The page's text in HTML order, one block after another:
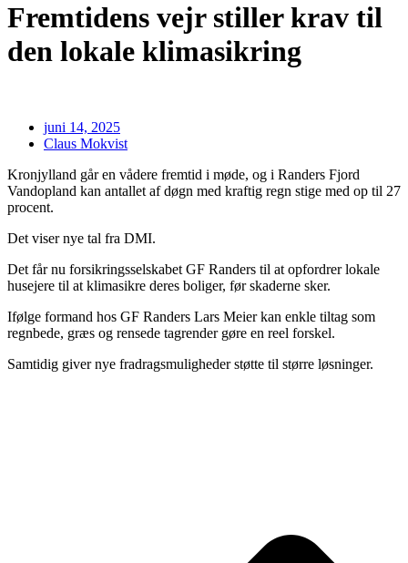
Fremtidens vejr stiller krav til
den lokale klimasikring
juni 14, 2025
Claus Mokvist
Kronjylland går en vådere fremtid i møde, og i Randers Fjord
Vandopland kan antallet af døgn med kraftig regn stige med op til 27
procent.
Det viser nye tal fra DMI.
Det får nu forsikringsselskabet GF Randers til at opfordrer lokale
husejere til at klimasikre deres boliger, før skaderne sker.
Ifølge formand hos GF Randers Lars Meier kan enkle tiltag som
regnbede, græs og rensede tagrender gøre en reel forskel.
Samtidig giver nye fradragsmuligheder støtte til større løsninger.